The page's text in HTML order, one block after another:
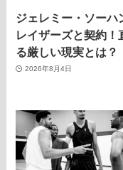
ジェレミー・ソーハ
レイザーズと契約！
る厳しい現実とは？
2026年8月4日